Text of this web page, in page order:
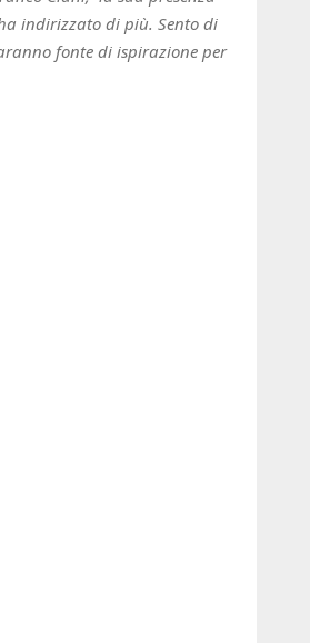
indirizzato di più. Sento di
fonte di ispirazione per